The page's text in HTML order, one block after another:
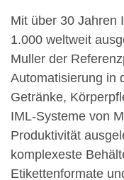
Mit über 30 Jahren
1.000 weltweit
Muller der
Automatisierung in
Getränke,
IML-Systeme von
Produktivität
komplexeste
Etikettenformate